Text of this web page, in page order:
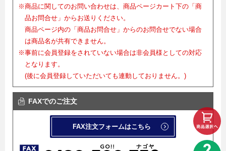
※商品に関してのお問い合わせは、商品ページカート下の「商
品お問合せ」からお送りください。
商品ページ内の「商品お問合せ」からのお問合せでない場合
は商品名が共有できません。
※事前に会員登録をされていない場合は非会員様としての対応
となります。
(後に会員登録していただいても連動しておりません。)
FAXでのご注文
FAX注文フォームはこちら